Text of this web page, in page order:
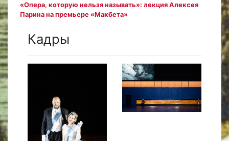
«Опера, которую нельзя называть»: лекция Алексея
Парина на премьере «Макбета»
Кадры